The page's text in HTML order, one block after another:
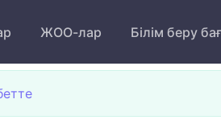
ЖОО-лар Білім беру